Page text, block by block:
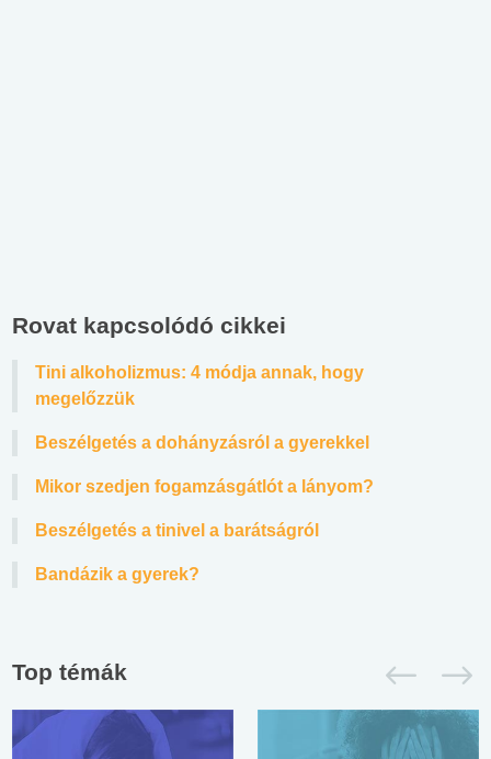
Rovat kapcsolódó cikkei
Tini alkoholizmus: 4 módja annak, hogy
megelőzzük
Beszélgetés a dohányzásról a gyerekkel
Mikor szedjen fogamzásgátlót a lányom?
Beszélgetés a tinivel a barátságról
Bandázik a gyerek?
Top témák